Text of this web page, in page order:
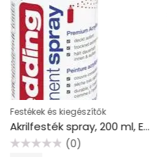
Festékek és kiegészítők
Akrilfesték spray, 200 ml, EDDING “5200”, matt fekete
(0)